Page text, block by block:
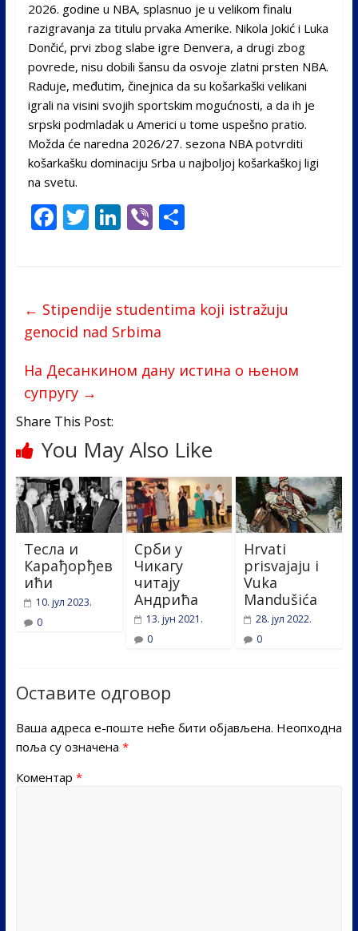
2026. godine u NBA, splasnuo je u velikom finalu
razigravanja za titulu prvaka Amerike. Nikola Jokić i Luka
Dončić, prvi zbog slabe igre Denvera, a drugi zbog
povrede, nisu dobili šansu da osvoje zlatni prsten NBA.
Raduje, međutim, činejnica da su košarkaški velikani
igrali na visini svojih sportskim mogućnosti, a da ih je
srpski podmladak u Americi u tome uspešno pratio.
Možda će naredna 2026/27. sezona NBA potvrditi
košarkašku dominaciju Srba u najboljoj košarkaškoj ligi
na svetu.
F
o
o
k
T Li
dI
n
Vi S
← Stipendije studentima koji istražuju
genocid nad Srbima
На Десанкином дану истина о њеном
супругу →
Share This Post:
You May Also Like
Тесла и
Карађорђев
ићи
10. јул 2023.
0
Срби у
Чикагу
читају
Андрића
13. јун 2021.
0
Hrvati
prisvajaju i
Vuka
Mandušića
28. јул 2022.
0
Оставите одговор
Ваша адреса е-поште неће бити објављена. Неопходна
поља су означена *
Коментар *